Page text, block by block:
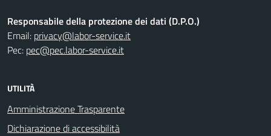
Responsabile della protezione dei dati (D.P.O.)
Email: privacy@labor-service.it
Pec: pec@pec.labor-service.it
UTILITÀ
Amministrazione Trasparente
Dichiarazione di accessibilità